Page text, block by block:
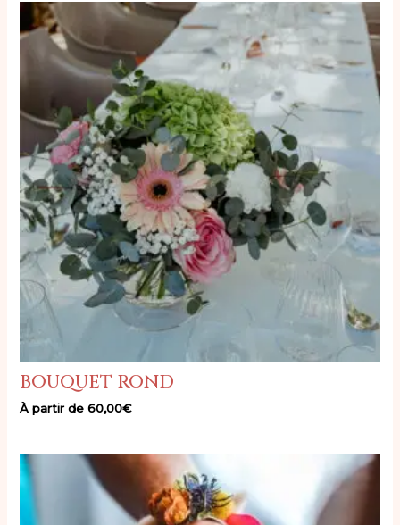
bouquet rond
À partir de60,00€